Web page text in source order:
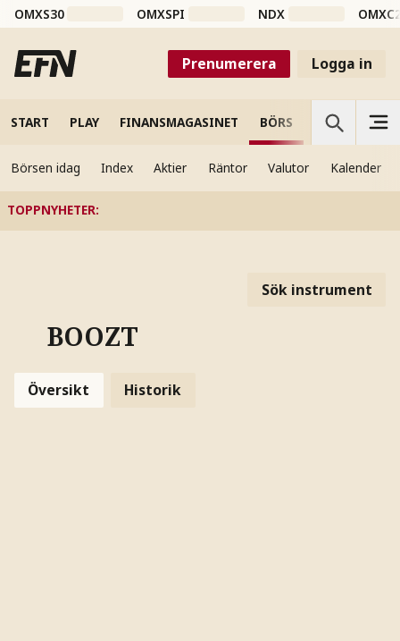
OMXS30 OMXSPI NDX
Prenumerera Logga in
START PLAY FINANSMAGASINET BÖRS VETENSKAP
Börsen idag Index Aktier Räntor Valutor Kalender
TOPPNYHETER:
Sök instrument
BOOZT
Översikt Historik